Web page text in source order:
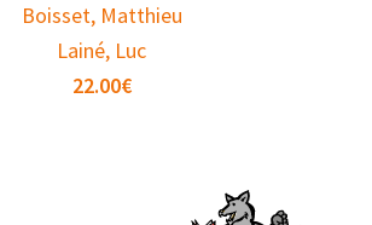
Boisset, Matthieu
Lainé, Luc
22.00€